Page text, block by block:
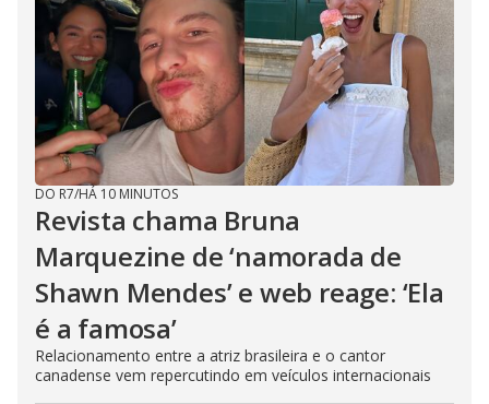
DO R7/HÁ 10 MINUTOS
Revista chama Bruna
Marquezine de ‘namorada de
Shawn Mendes’ e web reage: ‘Ela
é a famosa’
Relacionamento entre a atriz brasileira e o cantor
canadense vem repercutindo em veículos internacionais